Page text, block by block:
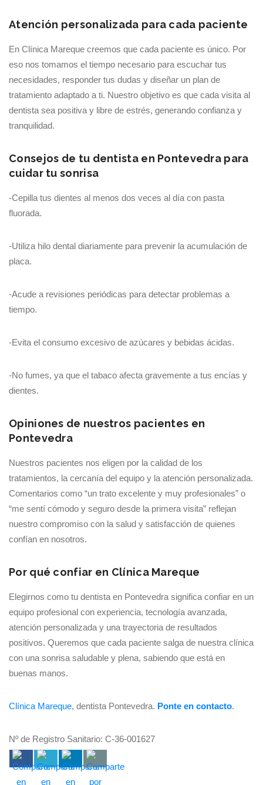
Atención personalizada para cada paciente
En Clínica Mareque creemos que cada paciente es único. Por
eso nos tomamos el tiempo necesario para escuchar tus
necesidades, responder tus dudas y diseñar un plan de
tratamiento adaptado a ti. Nuestro objetivo es que cada visita al
dentista sea positiva y libre de estrés, generando confianza y
tranquilidad.
Consejos de tu dentista en Pontevedra para
cuidar tu sonrisa
-Cepilla tus dientes al menos dos veces al día con pasta
fluorada.
-Utiliza hilo dental diariamente para prevenir la acumulación de
placa.
-Acude a revisiones periódicas para detectar problemas a
tiempo.
-Evita el consumo excesivo de azúcares y bebidas ácidas.
-No fumes, ya que el tabaco afecta gravemente a tus encías y
dientes.
Opiniones de nuestros pacientes en
Pontevedra
Nuestros pacientes nos eligen por la calidad de los
tratamientos, la cercanía del equipo y la atención personalizada.
Comentarios como “un trato excelente y muy profesionales” o
“me sentí cómodo y seguro desde la primera visita” reflejan
nuestro compromiso con la salud y satisfacción de quienes
confían en nosotros.
Por qué confiar en Clínica Mareque
Elegirnos como tu dentista en Pontevedra significa confiar en un
equipo profesional con experiencia, tecnología avanzada,
atención personalizada y una trayectoria de resultados
positivos. Queremos que cada paciente salga de nuestra clínica
con una sonrisa saludable y plena, sabiendo que está en
buenas manos.
Clínica Mareque, dentista Pontevedra. Ponte en contacto.
Nº de Registro Sanitario: C-36-001627